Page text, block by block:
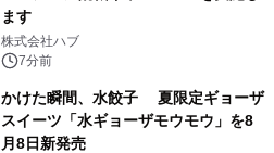
ます
株式会社ハブ
7分前
かけた瞬間、水餃子 夏限定ギョーザ
スイーツ「水ギョーザモウモウ」を8
月8日新発売